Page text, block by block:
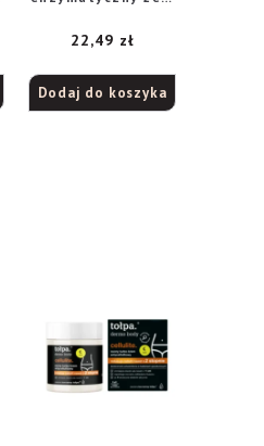
prysznic, 200 ml
22,49 zł
Dodaj do koszyka